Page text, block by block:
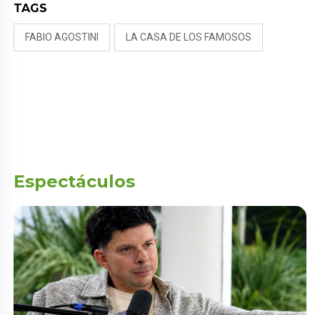
TAGS
FABIO AGOSTINI LA CASA DE LOS FAMOSOS
Espectáculos